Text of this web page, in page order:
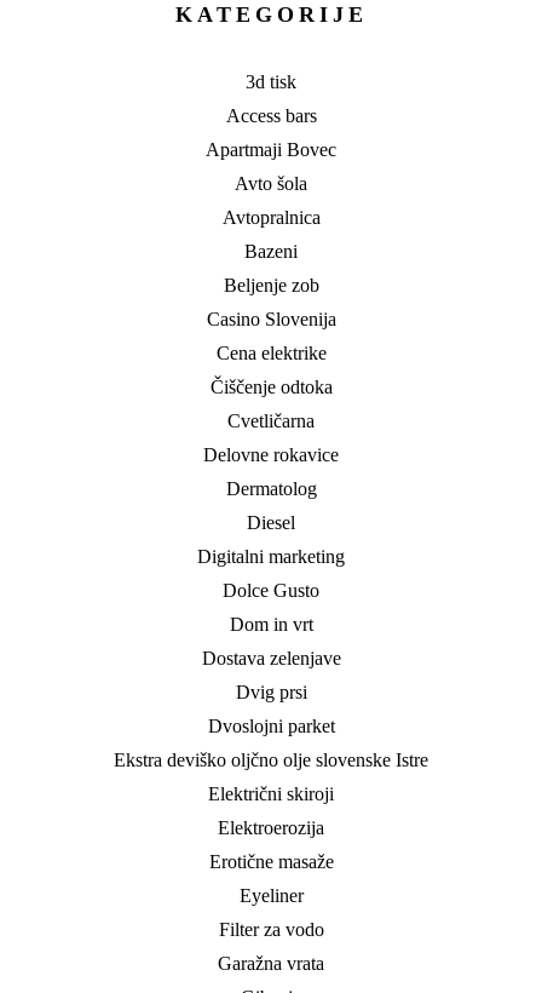
KATEGORIJE
3d tisk
Access bars
Apartmaji Bovec
Avto šola
Avtopralnica
Bazeni
Beljenje zob
Casino Slovenija
Cena elektrike
Čiščenje odtoka
Cvetličarna
Delovne rokavice
Dermatolog
Diesel
Digitalni marketing
Dolce Gusto
Dom in vrt
Dostava zelenjave
Dvig prsi
Dvoslojni parket
Ekstra deviško oljčno olje slovenske Istre
Električni skiroji
Elektroerozija
Erotične masaže
Eyeliner
Filter za vodo
Garažna vrata